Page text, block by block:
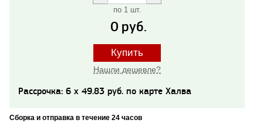
по 1 шт.
0 руб.
Купить
Нашли дешевле?
Рассрочка: 6 x 49.83 руб. по карте Халва
Сборка и отправка в течение 24 часов